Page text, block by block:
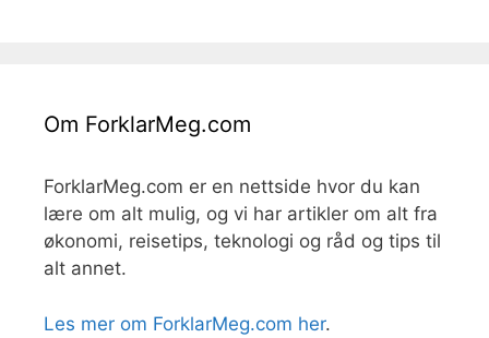
Om ForklarMeg.com
ForklarMeg.com er en nettside hvor du kan
lære om alt mulig, og vi har artikler om alt fra
økonomi, reisetips, teknologi og råd og tips til
alt annet.
Les mer om ForklarMeg.com her.